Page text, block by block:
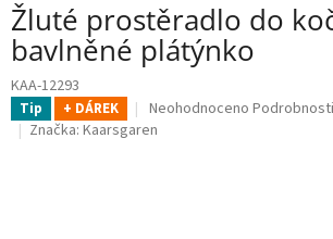
Žluté prostěradlo do
bavlněné plátýnko
KAA-12293
Tip + DÁREK
Průměrné
hodnocení
Neohodnoceno
Značka: Kaarsgaren